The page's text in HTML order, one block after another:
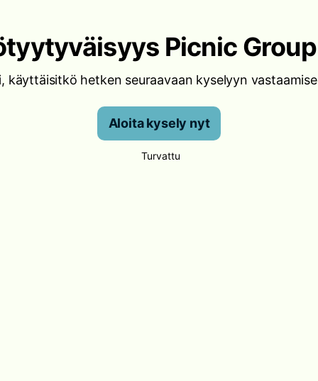
Picnic
käyttäisitkö hetken seuraavaan kyselyyn
Aloita kysely nyt
Turvattu